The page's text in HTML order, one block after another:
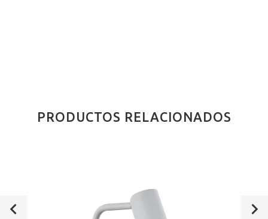
PRODUCTOS RELACIONADOS